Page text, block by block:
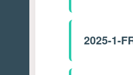
2025-1-